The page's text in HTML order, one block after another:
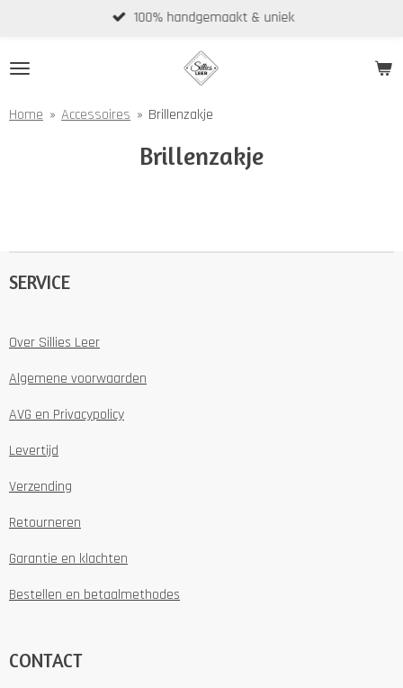
naar
100% handgemaakt & uniek
Home » Accessoires » Brillenzakje
Brillenzakje
SERVICE
Over Sillies Leer
Algemene voorwaarden
AVG en Privacypolicy
Levertijd
Verzending
Retourneren
Garantie en klachten
Bestellen en betaalmethodes
CONTACT